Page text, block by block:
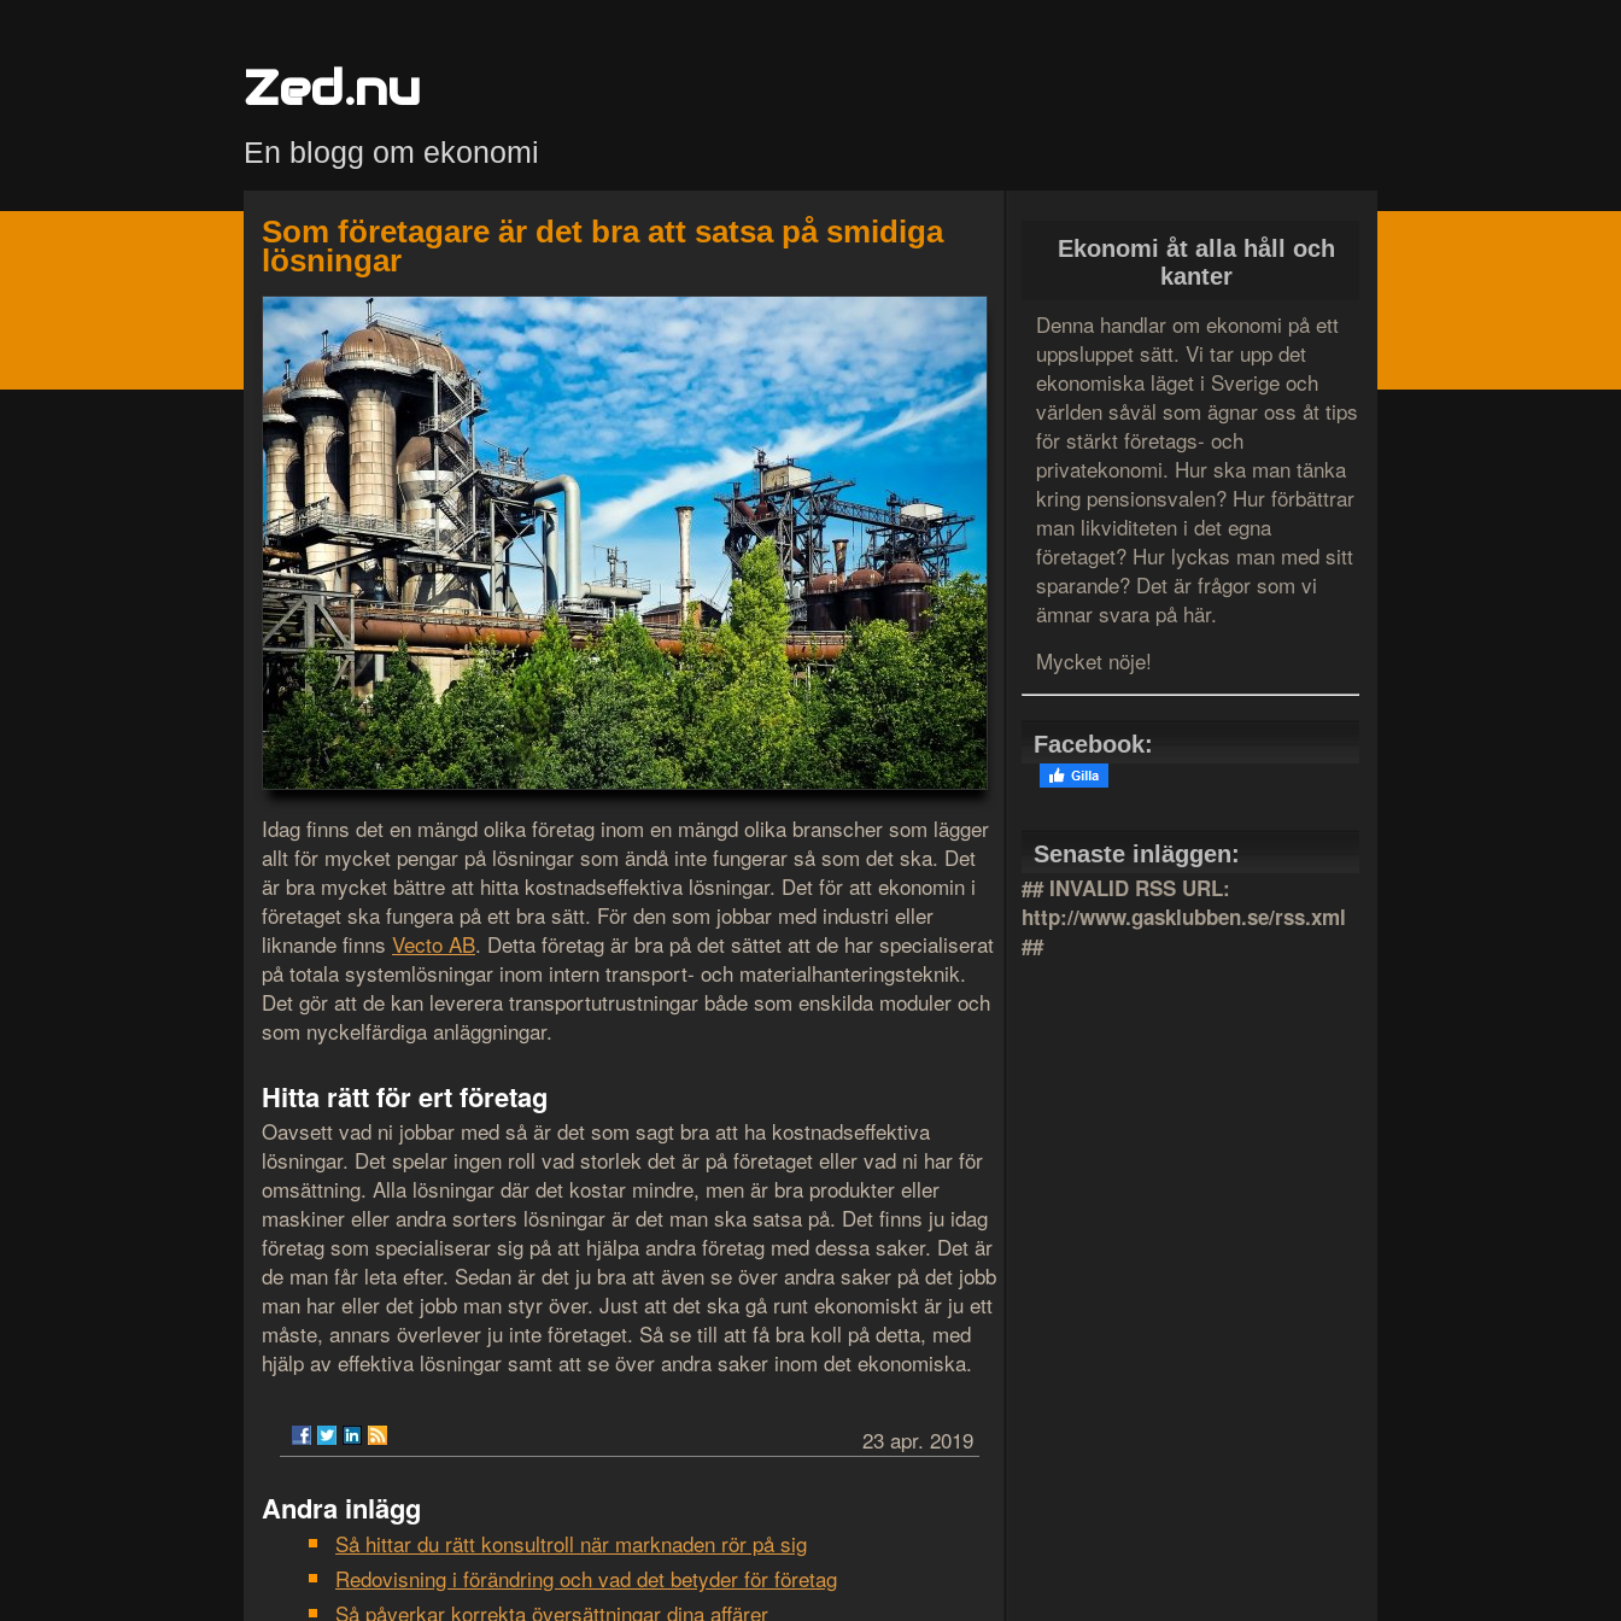
Zed.nu
En blogg om ekonomi
Som företagare är det bra att satsa på smidiga
lösningar
Idag finns det en mängd olika företag inom en mängd olika branscher som lägger
allt för mycket pengar på lösningar som ändå inte fungerar så som det ska. Det
är bra mycket bättre att hitta kostnadseffektiva lösningar. Det för att ekonomin i
företaget ska fungera på ett bra sätt. För den som jobbar med industri eller
liknande finns Vecto AB. Detta företag är bra på det sättet att de har specialiserat
på totala systemlösningar inom intern transport- och materialhanteringsteknik.
Det gör att de kan leverera transportutrustningar både som enskilda moduler och
som nyckelfärdiga anläggningar.
Hitta rätt för ert företag
Oavsett vad ni jobbar med så är det som sagt bra att ha kostnadseffektiva
lösningar. Det spelar ingen roll vad storlek det är på företaget eller vad ni har för
omsättning. Alla lösningar där det kostar mindre, men är bra produkter eller
maskiner eller andra sorters lösningar är det man ska satsa på. Det finns ju idag
företag som specialiserar sig på att hjälpa andra företag med dessa saker. Det är
de man får leta efter. Sedan är det ju bra att även se över andra saker på det jobb
man har eller det jobb man styr över. Just att det ska gå runt ekonomiskt är ju ett
måste, annars överlever ju inte företaget. Så se till att få bra koll på detta, med
hjälp av effektiva lösningar samt att se över andra saker inom det ekonomiska.
23 apr. 2019
Andra inlägg
Så hittar du rätt konsultroll när marknaden rör på sig
Redovisning i förändring och vad det betyder för företag
Så påverkar korrekta översättningar dina affärer
Ekonomi åt alla håll och
kanter
Denna handlar om ekonomi på ett
uppsluppet sätt. Vi tar upp det
ekonomiska läget i Sverige och
världen såväl som ägnar oss åt tips
för stärkt företags- och
privatekonomi. Hur ska man tänka
kring pensionsvalen? Hur förbättrar
man likviditeten i det egna
företaget? Hur lyckas man med sitt
sparande? Det är frågor som vi
ämnar svara på här.
Mycket nöje!
Facebook:
Senaste inläggen:
## INVALID RSS URL:
http://www.gasklubben.se/rss.xml
##